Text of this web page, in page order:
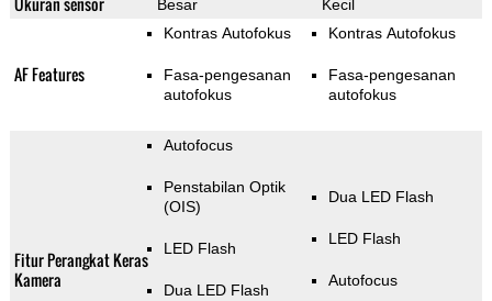
Besar Kecil
AF Features
Kontras Autofokus
Fasa-pengesanan
autofokus
Kontras Autofokus
Fasa-pengesanan
autofokus
Fitur Perangkat Keras
Kamera
Autofocus
Penstabilan Optik
(OIS)
LED Flash
Dua LED Flash
Dua LED Flash
LED Flash
Autofocus